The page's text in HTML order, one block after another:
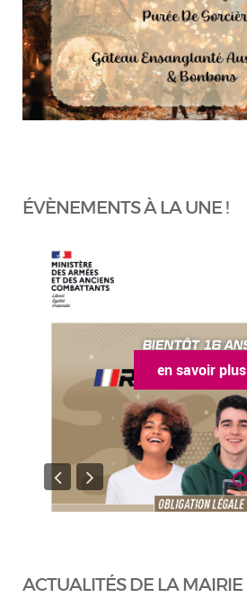
ÉVÈNEMENTS À LA UNE !
en savoir plus
ACTUALITÉS DE LA MAIRIE